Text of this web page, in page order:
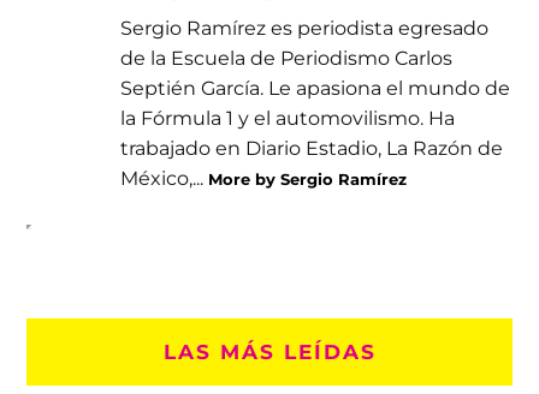
Sergio Ramírez es periodista egresado
de la Escuela de Periodismo Carlos
Septién García. Le apasiona el mundo de
la Fórmula 1 y el automovilismo. Ha
trabajado en Diario Estadio, La Razón de
México,... More by Sergio Ramírez
LAS MÁS LEÍDAS